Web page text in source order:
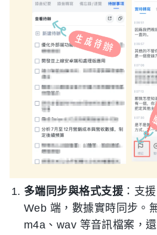
多端同步與格式支援 ：支
Web 端，數據實時同步。
m4a、wav 等音訊檔案，